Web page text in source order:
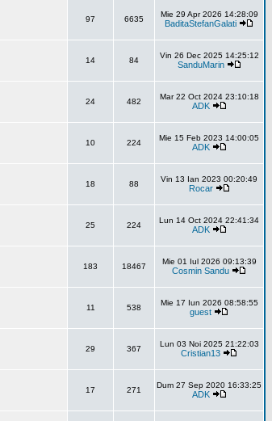
97 6635
Mie 29 Apr 2026 14:28:09
BaditaStefanGalati
14 84
Vin 26 Dec 2025 14:25:12
SanduMarin
24 482
Mar 22 Oct 2024 23:10:18
ADK
10 224
Mie 15 Feb 2023 14:00:05
ADK
18 88
Vin 13 Ian 2023 00:20:49
Rocar
25 224
Lun 14 Oct 2024 22:41:34
ADK
183 18467
Mie 01 Iul 2026 09:13:39
Cosmin Sandu
11 538
Mie 17 Iun 2026 08:58:55
guest
29 367
Lun 03 Noi 2025 21:22:03
Cristian13
17 271
Dum 27 Sep 2020 16:33:25
ADK